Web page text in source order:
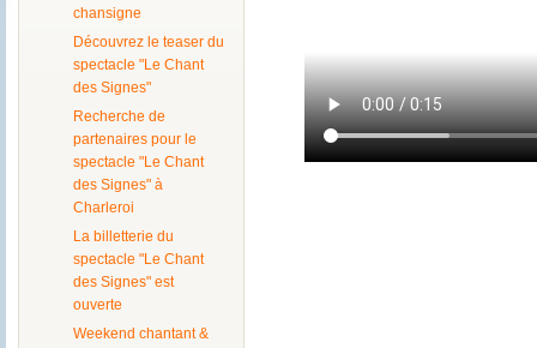
chansigne
Découvrez le teaser du
spectacle "Le Chant
des Signes"
Recherche de
partenaires pour le
spectacle "Le Chant
des Signes" à
Charleroi
La billetterie du
spectacle "Le Chant
des Signes" est
ouverte
Weekend chantant &